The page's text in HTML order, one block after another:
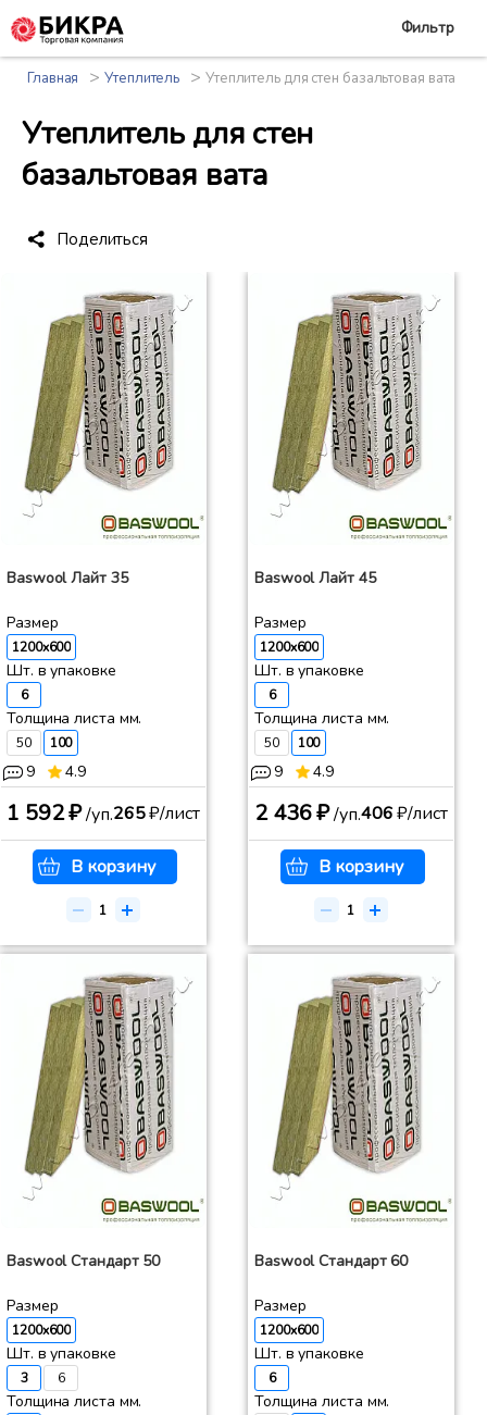
Главная >Утеплитель > Утеплитель для стен базальтовая вата
Утеплитель для стен
базальтовая вата
Поделиться
Фильтр
Baswool Лайт 35
Размер
1200x600
Шт. в упаковке
6
Толщина листа мм.
50 100
9 4.9
1 592 ₽/уп.265₽/лист
В корзину
Baswool Лайт 45
Размер
1200x600
Шт. в упаковке
6
Толщина листа мм.
50 100
9 4.9
2 436 ₽/уп.406₽/лист
В корзину
Baswool Стандарт 50
Размер
1200x600
Шт. в упаковке
3 6
Толщина листа мм.
Baswool Стандарт 60
Размер
1200x600
Шт. в упаковке
6
Толщина листа мм.